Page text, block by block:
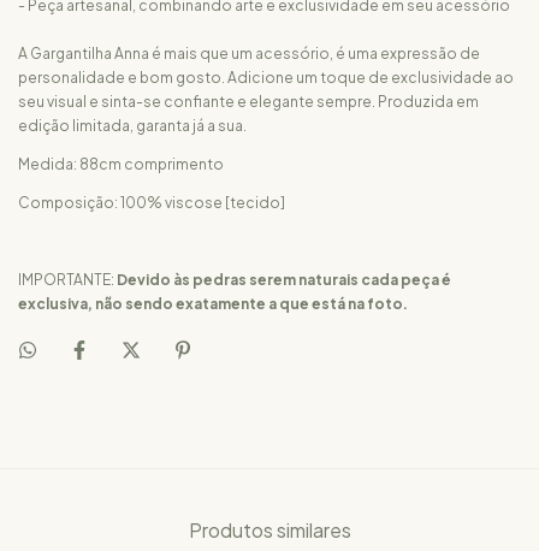
- Peça artesanal, combinando arte e exclusividade em seu acessório
A Gargantilha Anna é mais que um acessório, é uma expressão de
personalidade e bom gosto. Adicione um toque de exclusividade ao
seu visual e sinta-se confiante e elegante sempre. Produzida em
edição limitada, garanta já a sua.
Medida: 88cm comprimento
Composição: 100% viscose [tecido]
IMPORTANTE: Devido às pedras serem naturais cada peça é
exclusiva, não sendo exatamente a que está na foto.
Produtos similares